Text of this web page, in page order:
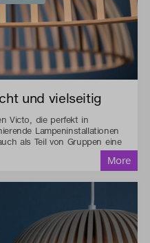
und vielseitig
Victo, die perfekt in
Lampeninstallationen
als Teil von Gruppen eine